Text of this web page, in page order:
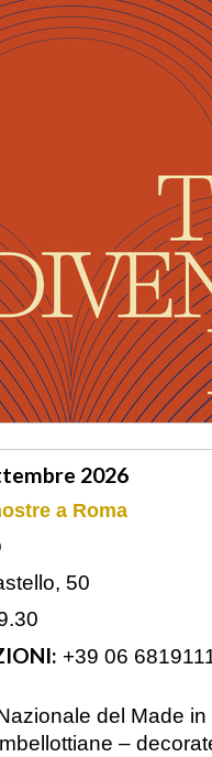
2026
a Roma
50
+39 06
del Made
–